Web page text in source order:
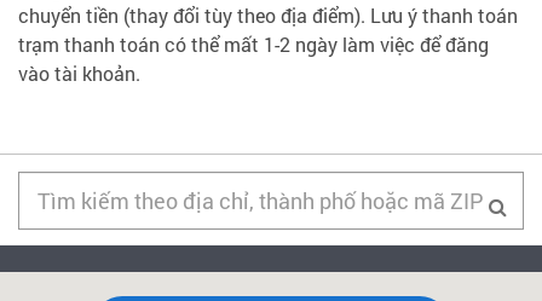
chuyển tiền (thay đổi tùy theo địa điểm). Lưu ý thanh toán
trạm thanh toán có thể mất 1-2 ngày làm việc để đăng
vào tài khoản.